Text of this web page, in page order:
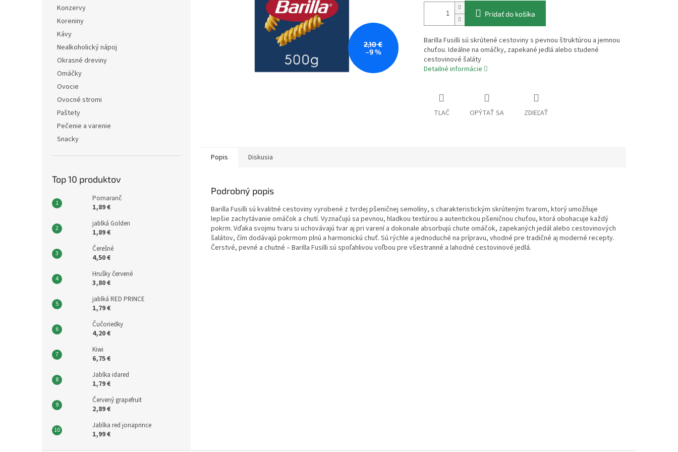
Konzervy
Koreniny
Kávy
Nealkoholický nápoj
Okrasné dreviny
Omáčky
Ovocie
Ovocné stromi
Paštety
Pečenie a varenie
Snacky
Top 10 produktov
Pomaranč
1,89 €
jablká Golden
1,89 €
Čerešné
4,50 €
Hrušky červené
3,80 €
jablká RED PRINCE
1,79 €
Čučoriedky
4,20 €
Kiwi
6,75 €
Jablka idared
1,79 €
Červený grapefruit
2,89 €
Jablka red jonaprince
1,99 €
2,10 €
–9 %
Pridať do košíka
Barilla Fusilli sú skrútené cestoviny s pevnou štruktúrou a jemnou
chuťou. Ideálne na omáčky, zapekané jedlá alebo studené
cestovinové šaláty
Detailné informácie
TLAČ OPÝTAŤ SA ZDIEĽAŤ
Popis Diskusia
Podrobný popis
Barilla Fusilli sú kvalitné cestoviny vyrobené z tvrdej pšeničnej semolíny, s charakteristickým skrúteným tvarom, ktorý umožňuje
lepšie zachytávanie omáčok a chutí. Vyznačujú sa pevnou, hladkou textúrou a autentickou pšeničnou chuťou, ktorá obohacuje každý
pokrm. Vďaka svojmu tvaru si uchovávajú tvar aj pri varení a dokonale absorbujú chute omáčok, zapekaných jedál alebo cestovinových
šalátov, čím dodávajú pokrmom plnú a harmonickú chuť. Sú rýchle a jednoduché na prípravu, vhodné pre tradičné aj moderné recepty.
Čerstvé, pevné a chutné – Barilla Fusilli sú spoľahlivou voľbou pre všestranné a lahodné cestovinové jedlá.